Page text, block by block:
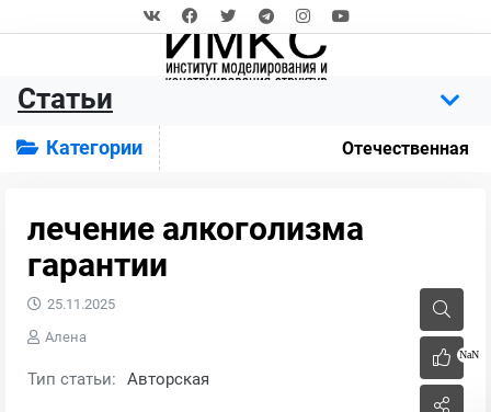
Статьи
Категории Отечественная
лечение алкоголизма
гарантии
NaN
25.11.2025
Алена
Тип статьи: Авторская